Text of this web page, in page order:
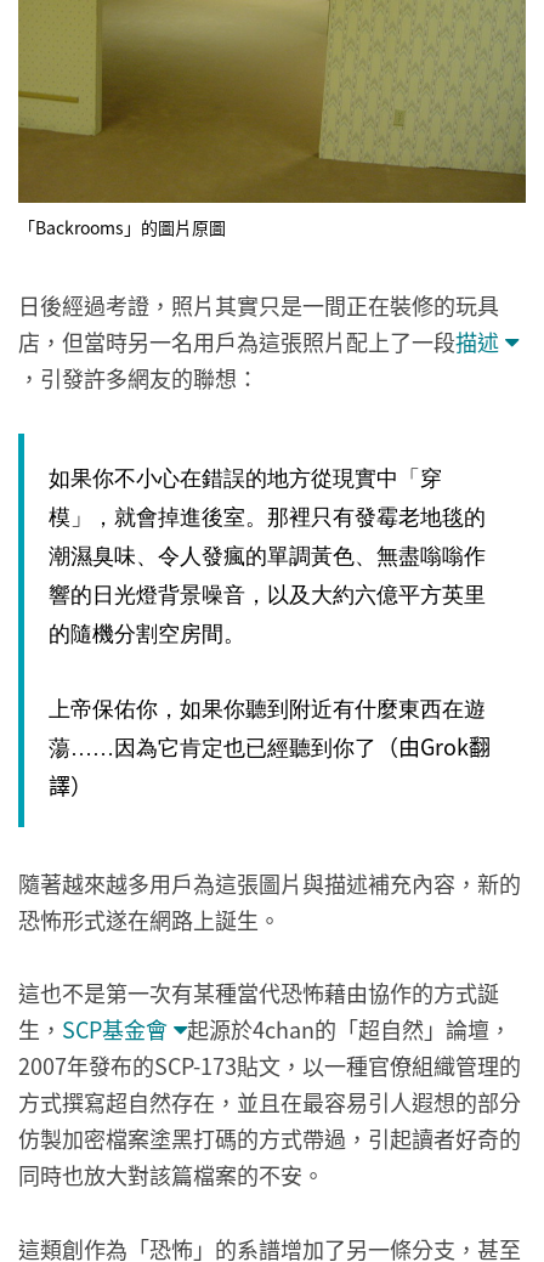
「Backrooms」的圖片原圖
日後經過考證，照片其實只是一間正在裝修的玩具
店，但當時另一名用戶為這張照片配上了一段描述
，引發許多網友的聯想：
如果你不小心在錯誤的地方從現實中「穿
模」，就會掉進後室。那裡只有發霉老地毯的
潮濕臭味、令人發瘋的單調黃色、無盡嗡嗡作
響的日光燈背景噪音，以及大約六億平方英里
的隨機分割空房間。
上帝保佑你，如果你聽到附近有什麼東西在遊
蕩……因為它肯定也已經聽到你了
（由Grok翻
譯）
隨著越來越多用戶為這張圖片與描述補充內容，新的
恐怖形式遂在網路上誕生。
這也不是第一次有某種當代恐怖藉由協作的方式誕
生， SCP基金會
起源於4chan的「超自然」論壇，
2007年發布的SCP-173貼文，以一種官僚組織管理的
方式撰寫超自然存在，並且在最容易引人遐想的部分
仿製加密檔案塗黑打碼的方式帶過，引起讀者好奇的
同時也放大對該篇檔案的不安。
這類創作為「恐怖」的系譜增加了另一條分支，甚至